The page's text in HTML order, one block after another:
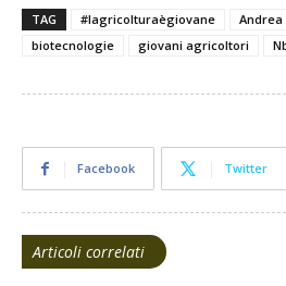
TAG #lagricolturaègiovane Andrea
biotecnologie
giovani agricoltori
Facebook Twitter
Articoli correlati